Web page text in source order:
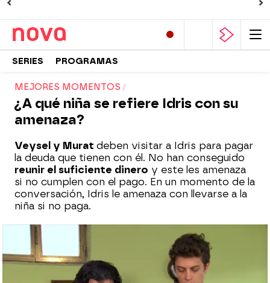
SERIES PROGRAMAS
MEJORES MOMENTOS
¿A qué niña se refiere Idris con su
amenaza?
Veysel y Murat deben visitar a Idris para pagar
la deuda que tienen con él. No han conseguido
reunir el suficiente dinero y este les amenaza
si no cumplen con el pago. En un momento de la
conversación, Idris le amenaza con llevarse a la
niña si no paga.